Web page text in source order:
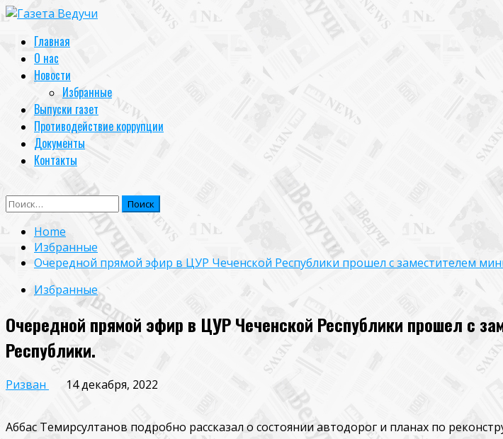
Skip
content
Primary
Menu
Главная
О нас
Новости
Избранные
Выпуски газет
Противодействие коррупции
Документы
Контакты
Найти:
Home
Избранные
Очередной прямой эфир в ЦУР Чеченской Республики прошел с заместителем
Избранные
Очередной прямой эфир в ЦУР Чеченской Республики прошел с
Республики.
Ризван 14 декабря, 2022
Аббас Темирсултанов подробно рассказал о состоянии автодорог и планах по